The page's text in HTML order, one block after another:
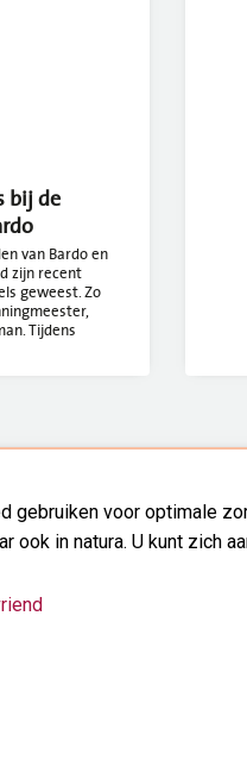
bij de
van Bardo en
zijn recent
geweest. Zo
Tijdens
gebruiken voor optimale
ook in natura. U kunt zich